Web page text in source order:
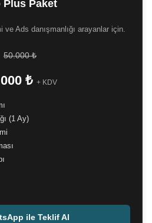
Plus Paket
ve Ads danışmanlığı arayanlar için.
50.000 ₺
₺ + KDV
(1 Ay)
ile Teklif Al